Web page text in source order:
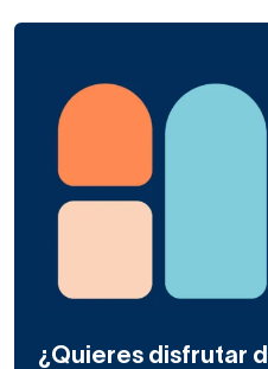
¿Quieres disfrutar